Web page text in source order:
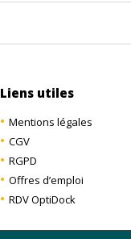
Liens utiles
Mentions légales
CGV
RGPD
Offres d’emploi
RDV OptiDock